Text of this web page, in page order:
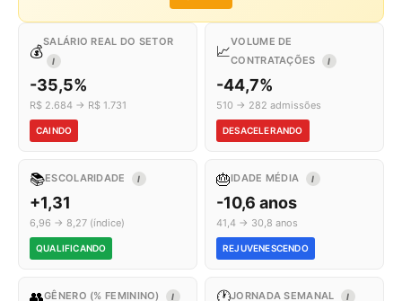
💰
SALÁRIO REAL DO SETOR
I
-35,5%
R$ 2.684 → R$ 1.731
CAINDO
📈
VOLUME DE
CONTRATAÇÕES
I
-44,7%
510 → 282 admissões
DESACELERANDO
📚ESCOLARIDADE I
+1,31
6,96 → 8,27 (índice)
QUALIFICANDO
🎂IDADE MÉDIA I
-10,6 anos
41,4 → 30,8 anos
REJUVENESCENDO
👥GÊNERO (% FEMININO) I 🕐JORNADA SEMANAL I